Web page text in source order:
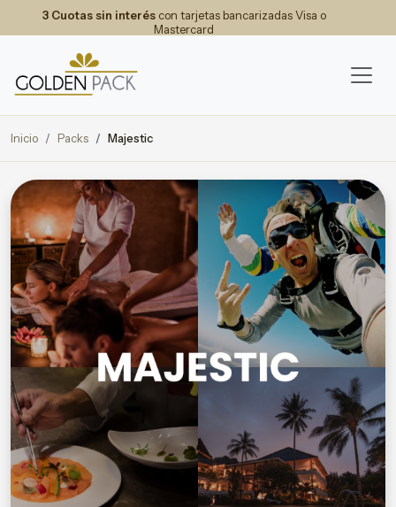
3 Cuotas sin interéscon tarjetas bancarizadas Visa o
Mastercard
Inicio Packs Majestic